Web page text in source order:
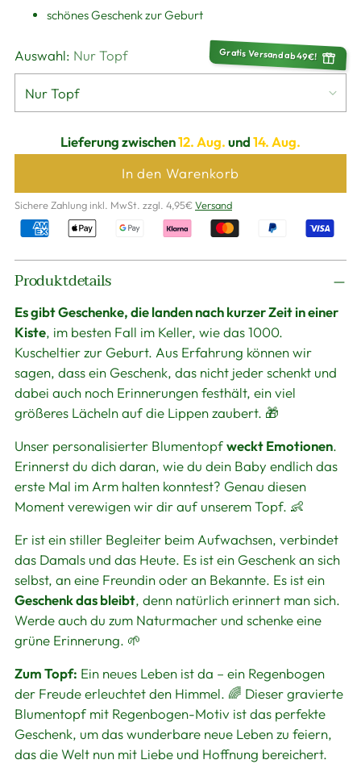
schönes Geschenk zur Geburt
Auswahl: Nur Topf Gratis Versand ab 49€!
Lieferung zwischen12. Aug.und14. Aug.
In den Warenkorb
Sichere Zahlung inkl. MwSt. zzgl. 4,95€Versand
Produkt
in
Warenkorb
legen
Produktdetails
Es gibt Geschenke, die landen nach kurzer Zeit in einer
Kiste, im besten Fall im Keller, wie das 1000.
Kuscheltier zur Geburt. Aus Erfahrung können wir
sagen, dass ein Geschenk, das nicht jeder schenkt und
dabei auch noch Erinnerungen festhält, ein viel
größeres Lächeln auf die Lippen zaubert. 🎁
Unser personalisierter Blumentopfweckt Emotionen.
Erinnerst du dich daran, wie du dein Baby endlich das
erste Mal im Arm halten konntest? Genau diesen
Moment verewigen wir dir auf unserem Topf. 👶
Er ist ein stiller Begleiter beim Aufwachsen, verbindet
das Damals und das Heute. Es ist ein Geschenk an sich
selbst, an eine Freundin oder an Bekannte. Es ist ein
Geschenk das bleibt, denn natürlich erinnert man sich.
Werde auch du zum Naturmacher und schenke eine
grüne Erinnerung. 🌱
Zum Topf: Ein neues Leben ist da – ein Regenbogen
der Freude erleuchtet den Himmel. 🌈 Dieser gravierte
Blumentopf mit Regenbogen-Motiv ist das perfekte
Geschenk, um das wunderbare neue Leben zu feiern,
das die Welt nun mit Liebe und Hoffnung bereichert.